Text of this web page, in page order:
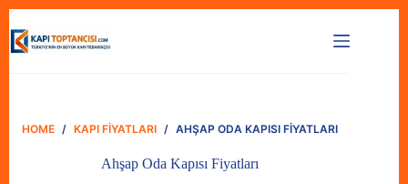
to
content
HOME / KAPI FIYATLARI / AHŞAP ODA KAPISI FIYATLARI
Ahşap Oda Kapısı Fiyatları